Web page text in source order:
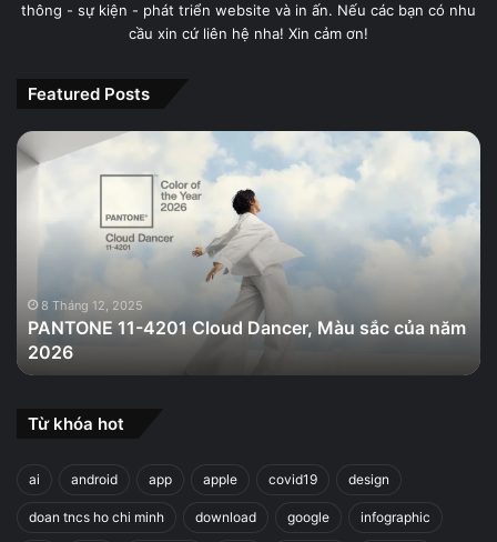
thông - sự kiện - phát triển website và in ấn. Nếu các bạn có nhu
cầu xin cứ liên hệ nha! Xin cảm ơn!
Featured Posts
PANTONE
11-
Màu
của
năm
2026
8 Tháng 12, 2025
PANTONE 11-4201 Cloud Dancer, Màu sắc của năm
2026
Từ khóa hot
ai android app apple covid19 design
doan tncs ho chi minh download google infographic